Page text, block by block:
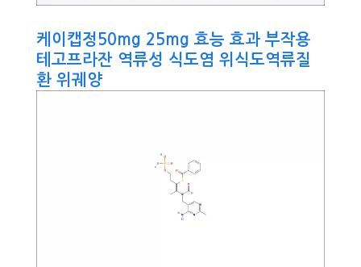
케이캡정50mg 25mg 효능 효과 부작용
테고프라잔 역류성 식도염 위식도역류질
환 위궤양